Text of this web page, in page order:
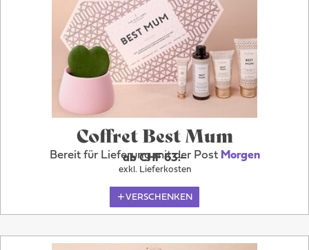
Coffret Best Mum
Bereit für Lieferung mit der Post Morgen
ab CHF 63.–
exkl. Lieferkosten
VERSCHENKEN